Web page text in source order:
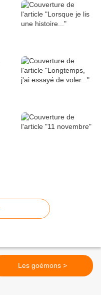
Les goémons >